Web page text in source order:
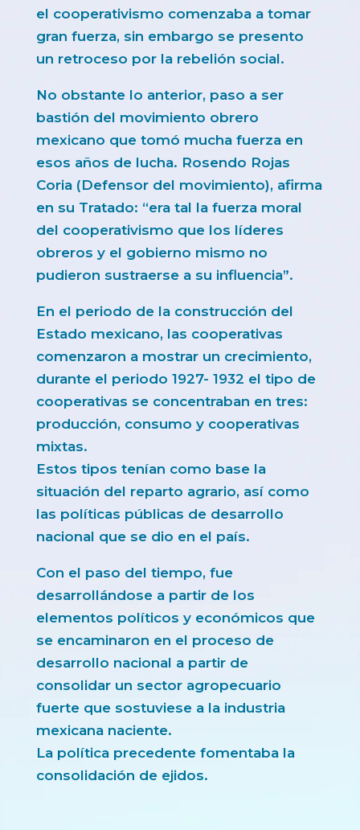
el cooperativismo comenzaba a tomar
gran fuerza, sin embargo se presento
un retroceso por la rebelión social.
No obstante lo anterior, paso a ser
bastión del movimiento obrero
mexicano que tomó mucha fuerza en
esos años de lucha. Rosendo Rojas
Coria (Defensor del movimiento), afirma
en su Tratado: “era tal la fuerza moral
del cooperativismo que los líderes
obreros y el gobierno mismo no
pudieron sustraerse a su influencia”.
En el periodo de la construcción del
Estado mexicano, las cooperativas
comenzaron a mostrar un crecimiento,
durante el periodo 1927- 1932 el tipo de
cooperativas se concentraban en tres:
producción, consumo y cooperativas
mixtas.
Estos tipos tenían como base la
situación del reparto agrario, así como
las políticas públicas de desarrollo
nacional que se dio en el país.
Con el paso del tiempo, fue
desarrollándose a partir de los
elementos políticos y económicos que
se encaminaron en el proceso de
desarrollo nacional a partir de
consolidar un sector agropecuario
fuerte que sostuviese a la industria
mexicana naciente.
La política precedente fomentaba la
consolidación de ejidos.